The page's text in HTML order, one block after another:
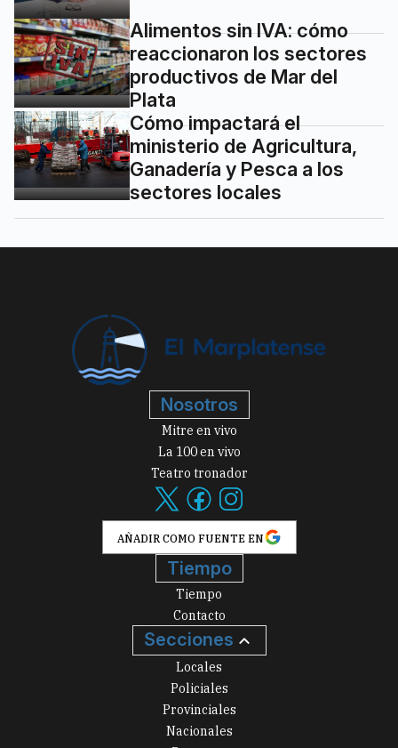
Alimentos sin IVA: cómo
reaccionaron los sectores
productivos de Mar del
Plata
Cómo impactará el
ministerio de Agricultura,
Ganadería y Pesca a los
sectores locales
Nosotros
Mitre en vivo
La 100 en vivo
Teatro tronador
AÑADIR COMO FUENTE EN
Tiempo
Tiempo
Contacto
Secciones
Locales
Policiales
Provinciales
Nacionales